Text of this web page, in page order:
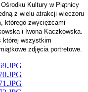
Kultury w Piątnicy
z wielu atrakcji wieczoru
którego zwycięzcami
i Iwona Kaczkowska.
której wszystkim
zdjęcia portretowe.